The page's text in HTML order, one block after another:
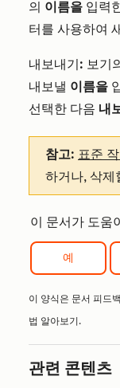
의 이름을 입력
터를 사용하여
내보내기: 보기
내보낼 이름을
선택한 다음 내
참고: 표준
하거나, 삭제
이 문서가 도움
예
이 양식은 문서 피드
법 알아보기.
관련 콘텐츠